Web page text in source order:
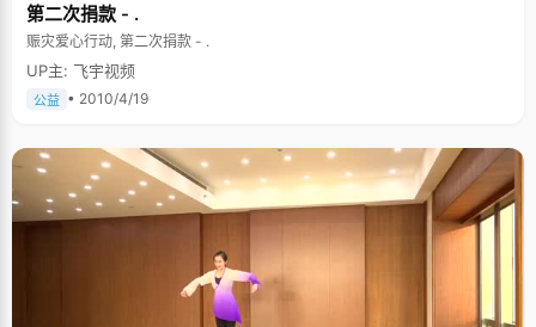
第二次捐款 - .
赈灾爱心行动, 第二次捐款 - .
UP主: 飞宇视频
公益 • 2010/4/19